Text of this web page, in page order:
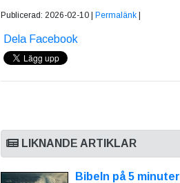
Publicerad: 2026-02-10 | Permalänk
Dela Facebook
LIKNANDE ARTIKLAR
Bibeln på 5 minuter